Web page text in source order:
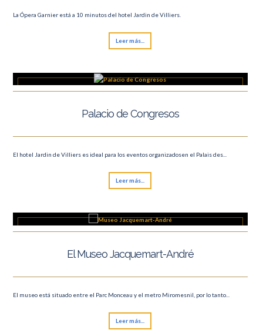
La Ópera Garnier está a 10 minutos del hotel Jardin de Villiers.
Leer más...
Palacio de Congresos
El hotel Jardin de Villiers es ideal para los eventos organizadosen el Palais des...
Leer más...
El Museo Jacquemart-André
El museo está situado entre el Parc Monceau y el metro Miromesnil, por lo tanto...
Leer más...